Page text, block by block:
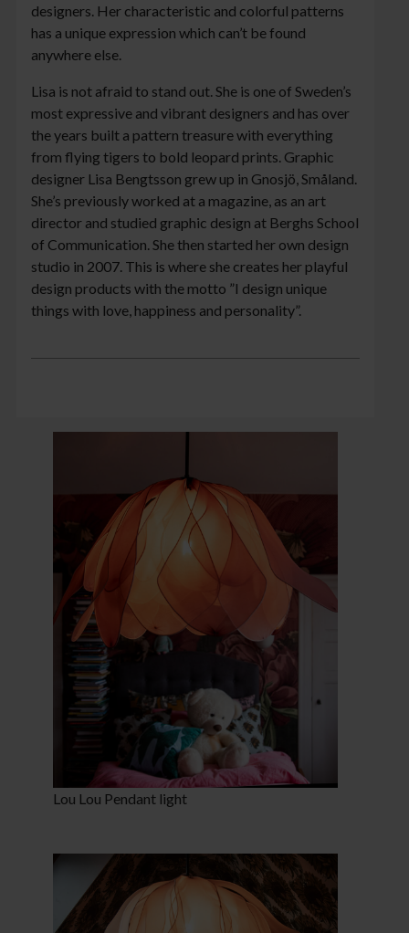
designers. Her characteristic and colorful patterns
has a unique expression which can’t be found
anywhere else.
Lisa is not afraid to stand out. She is one of Sweden’s
most expressive and vibrant designers and has over
the years built a pattern treasure with everything
from flying tigers to bold leopard prints. Graphic
designer Lisa Bengtsson grew up in Gnosjö, Småland.
She’s previously worked at a magazine, as an art
director and studied graphic design at Berghs School
of Communication. She then started her own design
studio in 2007. This is where she creates her playful
design products with the motto ”I design unique
things with love, happiness and personality”.
Lou Lou Pendant light